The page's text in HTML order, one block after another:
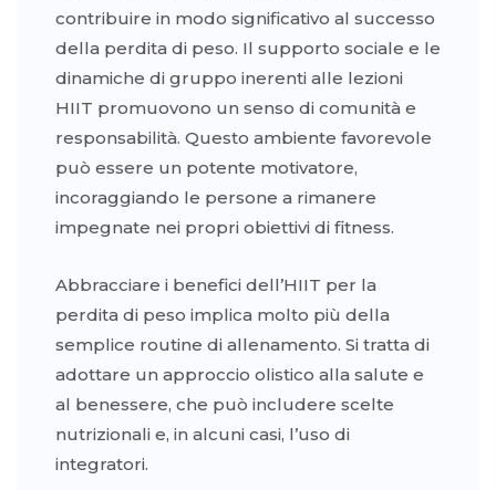
contribuire in modo significativo al successo
della perdita di peso. Il supporto sociale e le
dinamiche di gruppo inerenti alle lezioni
HIIT promuovono un senso di comunità e
responsabilità. Questo ambiente favorevole
può essere un potente motivatore,
incoraggiando le persone a rimanere
impegnate nei propri obiettivi di fitness.
Abbracciare i benefici dell’HIIT per la
perdita di peso implica molto più della
semplice routine di allenamento. Si tratta di
adottare un approccio olistico alla salute e
al benessere, che può includere scelte
nutrizionali e, in alcuni casi, l’uso di
integratori.